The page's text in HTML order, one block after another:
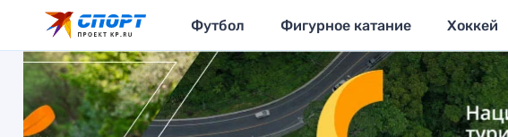
Футбол Фигурное катание Хоккей